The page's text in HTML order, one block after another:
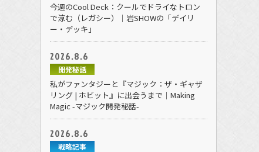
今週のCool Deck：クールでドライなトロン
で涼む（レガシー）｜岩SHOWの「デイリ
ー・デッキ」
2026.8.6
開発秘話
私がファンタジーと『マジック：ザ・ギャザ
リング | ホビット』に出会うまで｜Making
Magic -マジック開発秘話-
2026.8.6
戦略記事